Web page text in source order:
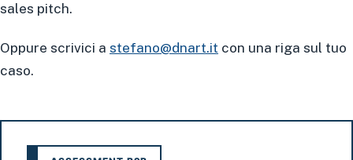
sales pitch.
Oppure scrivici a stefano@dnart.it con una riga sul tuo
caso.